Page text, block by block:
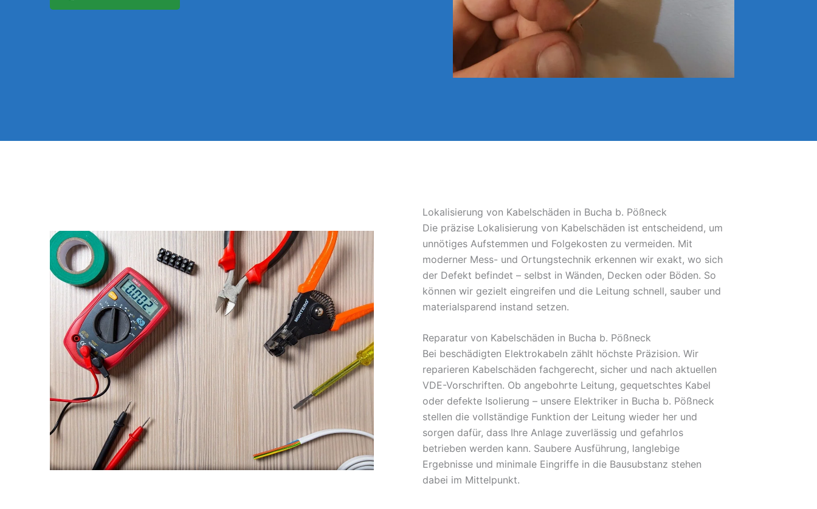
Lokalisierung von Kabelschäden in Bucha b. Pößneck
Die präzise Lokalisierung von Kabelschäden ist entscheidend, um
unnötiges Aufstemmen und Folgekosten zu vermeiden. Mit
moderner Mess- und Ortungstechnik erkennen wir exakt, wo sich
der Defekt befindet – selbst in Wänden, Decken oder Böden. So
können wir gezielt eingreifen und die Leitung schnell, sauber und
materialsparend instand setzen.
Reparatur von Kabelschäden in Bucha b. Pößneck
Bei beschädigten Elektrokabeln zählt höchste Präzision. Wir
reparieren Kabelschäden fachgerecht, sicher und nach aktuellen
VDE-Vorschriften. Ob angebohrte Leitung, gequetschtes Kabel
oder defekte Isolierung – unsere Elektriker in Bucha b. Pößneck
stellen die vollständige Funktion der Leitung wieder her und
sorgen dafür, dass Ihre Anlage zuverlässig und gefahrlos
betrieben werden kann. Saubere Ausführung, langlebige
Ergebnisse und minimale Eingriffe in die Bausubstanz stehen
dabei im Mittelpunkt.